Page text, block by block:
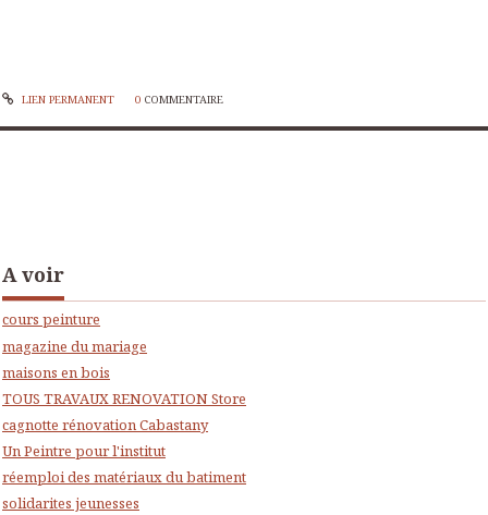
LIEN PERMANENT 0 COMMENTAIRE
A voir
cours peinture
magazine du mariage
maisons en bois
TOUS TRAVAUX RENOVATION Store
cagnotte rénovation Cabastany
Un Peintre pour l'institut
réemploi des matériaux du batiment
solidarites jeunesses